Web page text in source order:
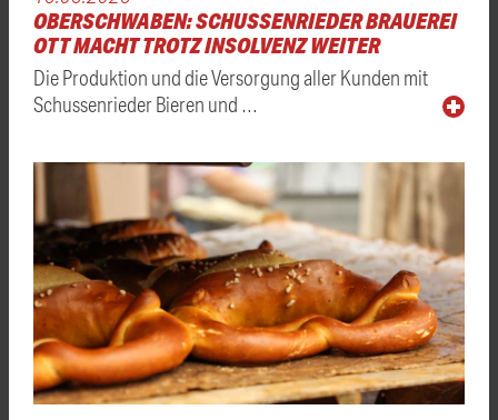
OBERSCHWABEN: SCHUSSENRIEDER BRAUEREI
OTT MACHT TROTZ INSOLVENZ WEITER
Die Produktion und die Versorgung aller Kunden mit
Schussenrieder Bieren und …